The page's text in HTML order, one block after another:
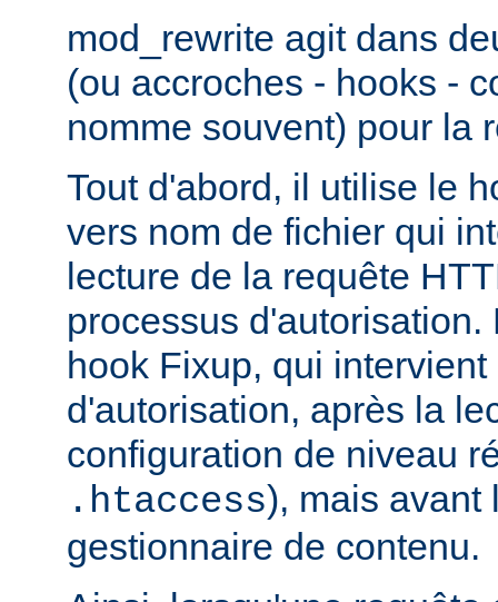
mod_rewrite agit dans
(ou accroches - hooks -
nomme souvent) pour la
Tout d'abord, il utilise le
vers nom de fichier qui
lecture de la requête
processus
hook Fixup, qui
d'autorisation, après la
configuration de niveau
.htaccess), mais avant
gestionnaire de contenu.